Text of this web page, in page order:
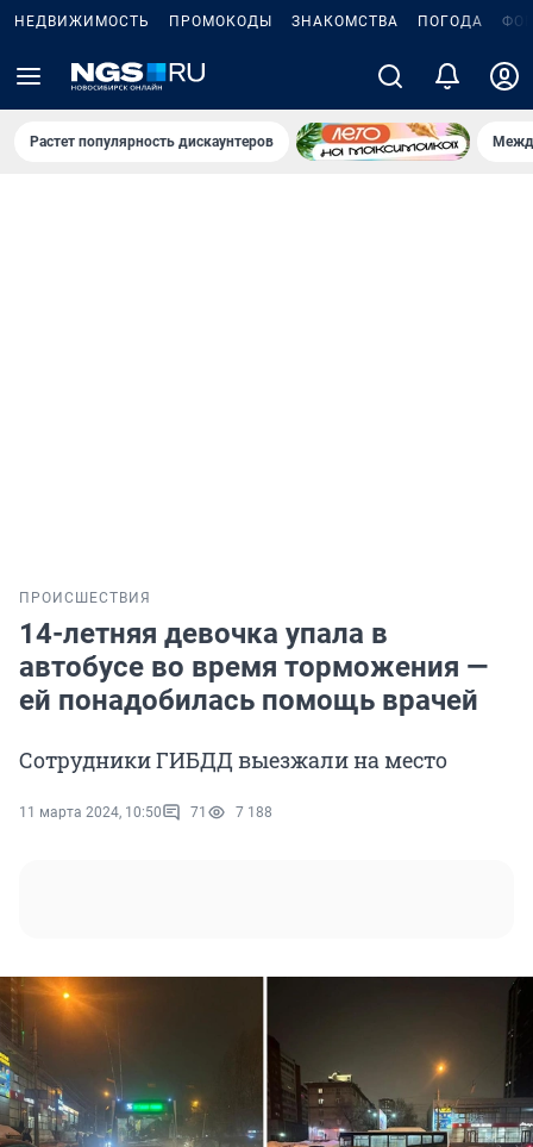
НЕДВИЖИМОСТЬ ПРОМОКОДЫ ЗНАКОМСТВА ПОГОДА
Растет популярность дискаунтеров
ПРОИСШЕСТВИЯ
14-летняя девочка упала в
автобусе во время торможения —
ей понадобилась помощь врачей
Сотрудники ГИБДД выезжали на место
11 марта 2024, 10:50 71 7 188